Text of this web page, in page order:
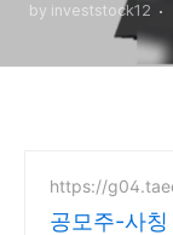
by investstock12
https://
공모주-사칭